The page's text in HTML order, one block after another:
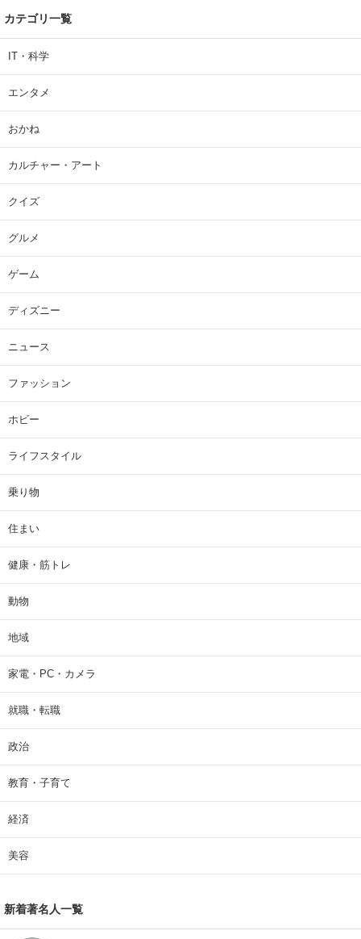
カテゴリ一覧
IT・科学
エンタメ
おかね
カルチャー・アート
クイズ
グルメ
ゲーム
ディズニー
ニュース
ファッション
ホビー
ライフスタイル
乗り物
住まい
健康・筋トレ
動物
地域
家電・PC・カメラ
就職・転職
政治
教育・子育て
経済
美容
新着著名人一覧